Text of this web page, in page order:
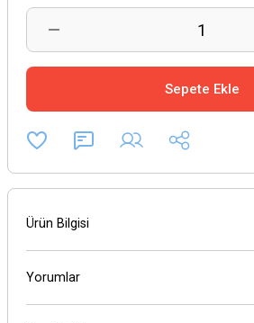
Sepete Ekle
Ürün Bilgisi
Yorumlar